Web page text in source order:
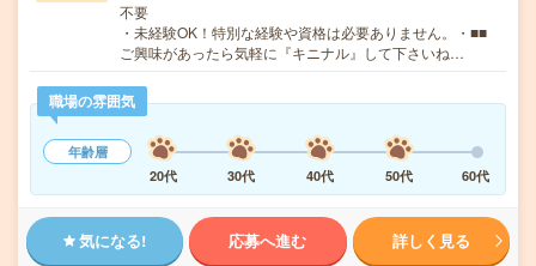
不要
・未経験OK！特別な経験や資格は必要ありません。・■■
ご興味があったら気軽に『キニナル』して下さいね…
職場の雰囲気
年齢層
20代
30代 40代 50代 60代
気になる! 応募へ進む 詳しく見る